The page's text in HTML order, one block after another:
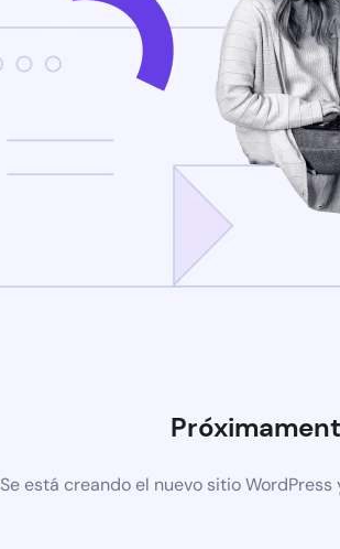
Se está creando el nuevo sitio